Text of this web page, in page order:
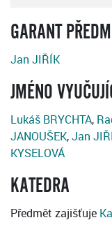
GARANT
Jan JIŘÍK
JMÉNO
Lukáš BRYCHTA,
JANOUŠEK,Jan
KYSELOVÁ
KATEDRA
Předmět zajišťuje